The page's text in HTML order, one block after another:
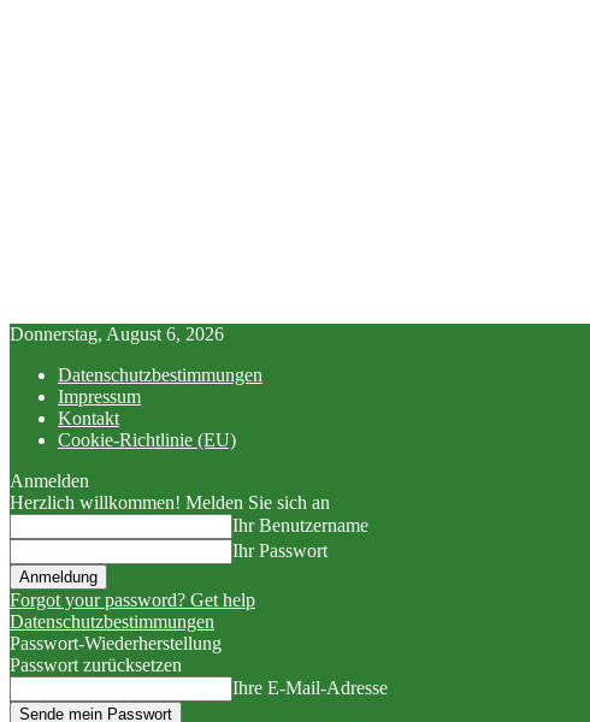
Donnerstag, August 6, 2026
Datenschutzbestimmungen
Impressum
Kontakt
Cookie-Richtlinie (EU)
Anmelden
Herzlich willkommen! Melden Sie sich an
Ihr Benutzername
Ihr Passwort
Forgot your password? Get help
Datenschutzbestimmungen
Passwort-Wiederherstellung
Passwort zurücksetzen
Ihre E-Mail-Adresse